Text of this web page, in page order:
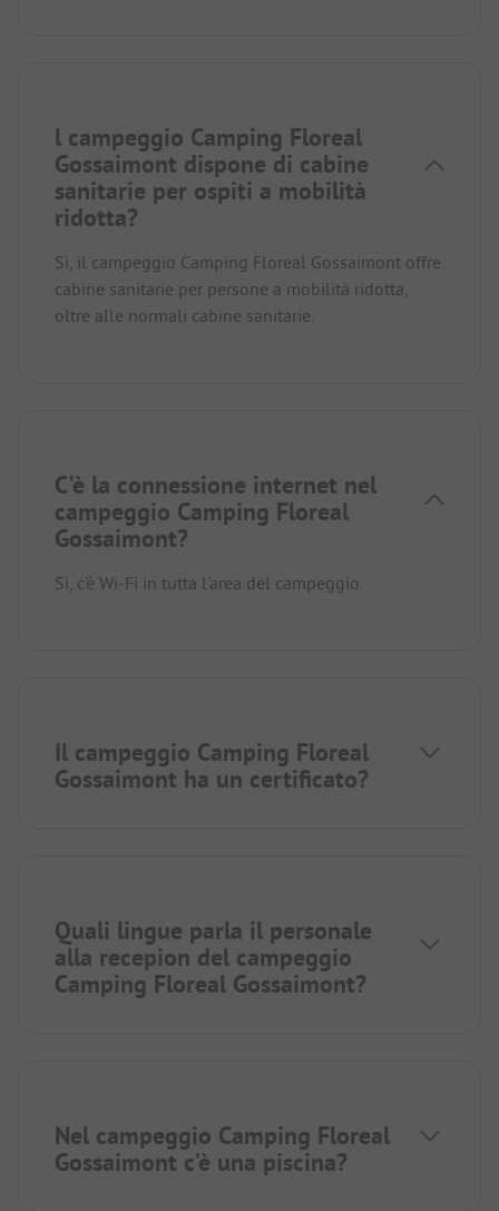
l campeggio Camping Floreal
Gossaimont dispone di cabine
sanitarie per ospiti a mobilità
ridotta?
Sì, il campeggio Camping Floreal Gossaimont offre
cabine sanitarie per persone a mobilità ridotta,
oltre alle normali cabine sanitarie.
C'è la connessione internet nel
campeggio Camping Floreal
Gossaimont?
Sì, c'è Wi-Fi in tutta l'area del campeggio.
Il campeggio Camping Floreal
Gossaimont ha un certificato?
Quali lingue parla il personale
alla recepion del campeggio
Camping Floreal Gossaimont?
Nel campeggio Camping Floreal
Gossaimont c’è una piscina?